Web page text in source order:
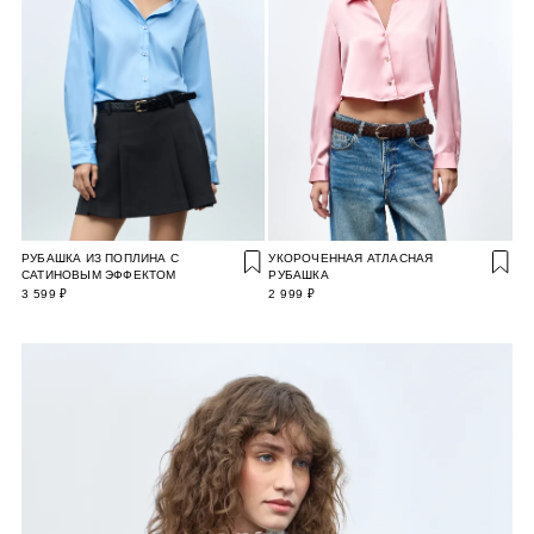
РУБАШКА ИЗ ПОПЛИНА С
САТИНОВЫМ ЭФФЕКТОМ
3 599 ₽
УКОРОЧЕННАЯ АТЛАСНАЯ
РУБАШКА
2 999 ₽